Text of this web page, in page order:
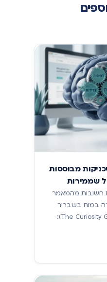
של קליק: 9 טכניקות מבוססות
שממירות
חשובות מהמאמר
במוח בשבריר
שנייה? › 1. פער הסקרנות (The Curiosity Gap):